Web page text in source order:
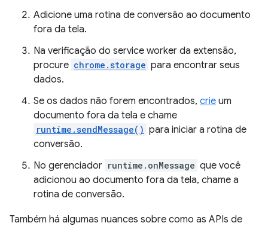
Adicione uma rotina de conversão ao documento
fora da tela.
Na verificação do service worker da extensão,
procure chrome.storage para encontrar seus
dados.
Se os dados não forem encontrados, crie um
documento fora da tela e chame
runtime.sendMessage() para iniciar a rotina de
conversão.
No gerenciador runtime.onMessage que você
adicionou ao documento fora da tela, chame a
rotina de conversão.
Também há algumas nuances sobre como as APIs de